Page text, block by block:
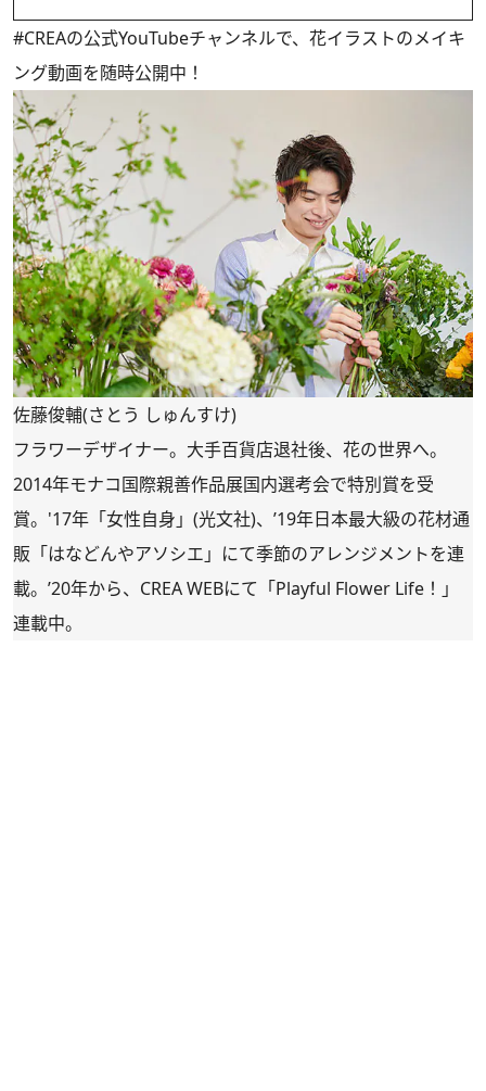
#CREAの公式YouTubeチャンネルで、花イラストのメイキ
ング動画を随時公開中！
佐藤俊輔(さとう しゅんすけ)
フラワーデザイナー。大手百貨店退社後、花の世界へ。
2014年モナコ国際親善作品展国内選考会で特別賞を受
賞。'17年「女性自身」(光文社)、’19年日本最大級の花材通
販「はなどんやアソシエ 」にて季節のアレンジメントを連
載。’20年から、CREA WEBにて「Playful Flower Life！ 」
連載中。